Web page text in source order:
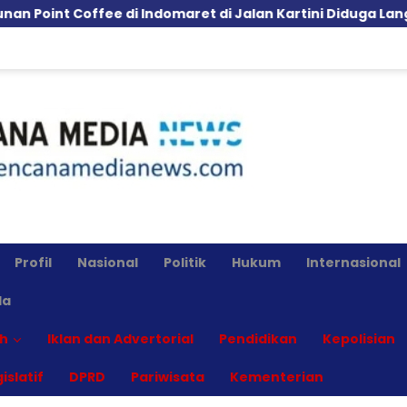
di Indomaret di Jalan Kartini Diduga Langgar GSB,
Profil Nasional Politik Hukum Internasional
Iklan dan Advertorial Pendidikan Kepolisian
DPRD Pariwisata Kementerian